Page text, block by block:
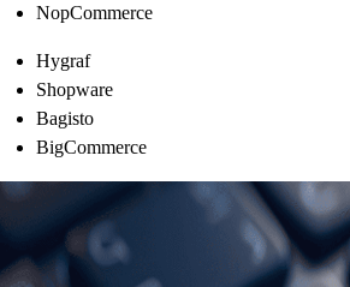
NopCommerce
Hygraf
Shopware
Bagisto
BigCommerce